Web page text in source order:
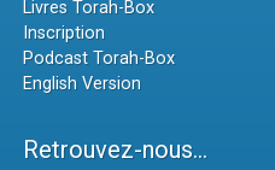
Livres Torah-Box
Inscription
Podcast Torah-Box
English Version
Retrouvez-nous...